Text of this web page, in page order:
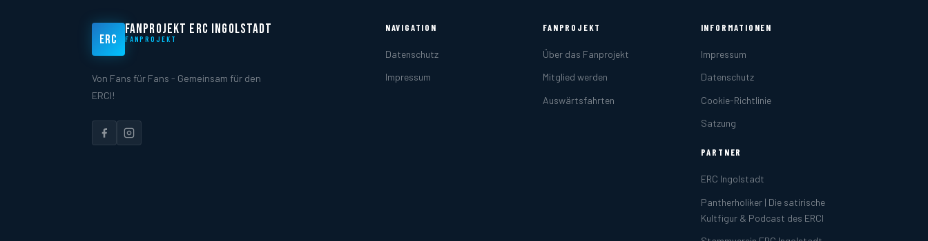
ERC
FANPROJEKT ERC INGOLSTADT
FANPROJEKT
Von Fans für Fans - Gemeinsam für den
ERCI!
NAVIGATION
Datenschutz
Impressum
FANPROJEKT
Über das Fanprojekt
Mitglied werden
Auswärtsfahrten
INFORMATIONEN
Impressum
Datenschutz
Cookie-Richtlinie
Satzung
PARTNER
ERC Ingolstadt
Pantherholiker | Die satirische
Kultfigur & Podcast des ERCI